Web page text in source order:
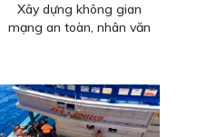
Xây dựng không gian
mạng an toàn, nhân văn